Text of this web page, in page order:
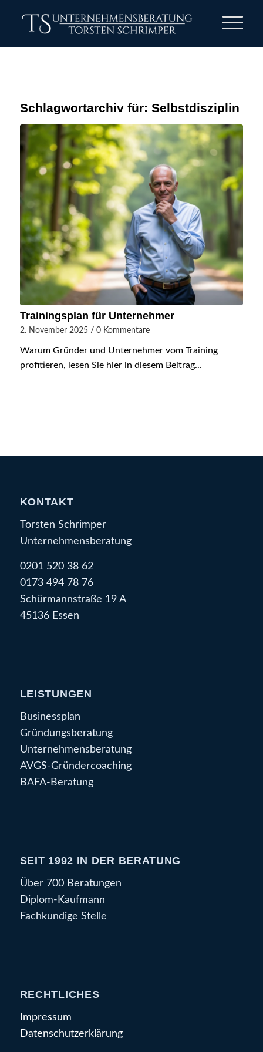
Schlagwortarchiv für: Selbstdisziplin
Trainingsplan für Unternehmer
2. November 2025 / 0 Kommentare
Warum Gründer und Unternehmer vom Training
profitieren, lesen Sie hier in diesem Beitrag...
KONTAKT
Torsten Schrimper
Unternehmensberatung
0201 520 38 62
0173 494 78 76
Schürmannstraße 19 A
45136 Essen
LEISTUNGEN
Businessplan
Gründungsberatung
Unternehmensberatung
AVGS-Gründercoaching
BAFA-Beratung
SEIT 1992 IN DER BERATUNG
Über 700 Beratungen
Diplom-Kaufmann
Fachkundige Stelle
RECHTLICHES
Impressum
Datenschutzerklärung